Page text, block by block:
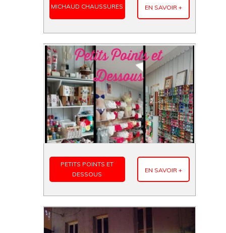
MICHAUD CHAUSSURES EN SAVOIR +
PETITS POINTS ET
DESSOUS
EN SAVOIR +